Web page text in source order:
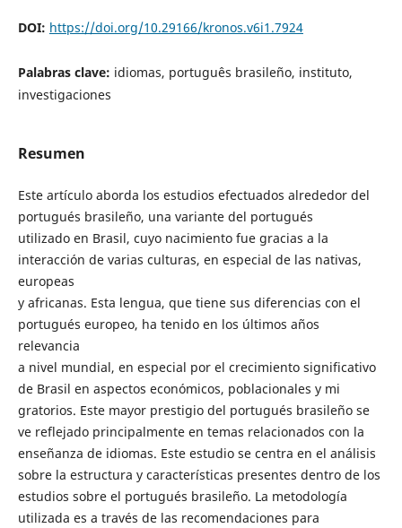
DOI: https://doi.org/10.29166/kronos.v6i1.7924
Palabras clave: idiomas, português brasileño, instituto,
investigaciones
Resumen
Este artículo aborda los estudios efectuados alrededor del
portugués brasileño, una variante del portugués
utilizado en Brasil, cuyo nacimiento fue gracias a la
interacción de varias culturas, en especial de las nativas,
europeas
y africanas. Esta lengua, que tiene sus diferencias con el
portugués europeo, ha tenido en los últimos años
relevancia
a nivel mundial, en especial por el crecimiento significativo
de Brasil en aspectos económicos, poblacionales y mi
gratorios. Este mayor prestigio del portugués brasileño se
ve reflejado principalmente en temas relacionados con la
enseñanza de idiomas. Este estudio se centra en el análisis
sobre la estructura y características presentes dentro de los
estudios sobre el portugués brasileño. La metodología
utilizada es a través de las recomendaciones para